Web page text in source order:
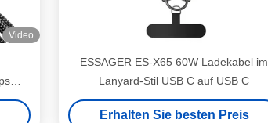
Video
ESSAGER ES-X65 60W Ladekabel im
Lanyard-Stil USB C auf USB C
Erhalten Sie besten Preis